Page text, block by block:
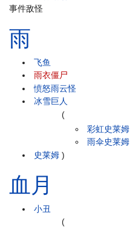
事件敌怪
雨
飞鱼
雨衣僵尸
愤怒雨云怪
冰雪巨人
史莱姆
(
彩虹史莱姆
雨伞史莱姆
)
血月
小丑
(